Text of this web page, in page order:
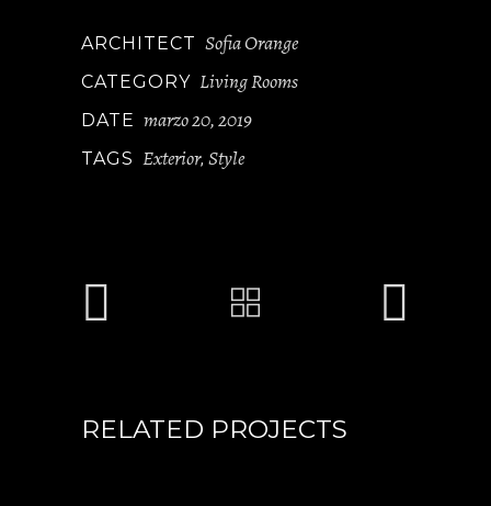
ARCHITECT Sofia Orange
CATEGORY Living Rooms
DATE marzo 20, 2019
TAGS Exterior, Style
RELATED PROJECTS